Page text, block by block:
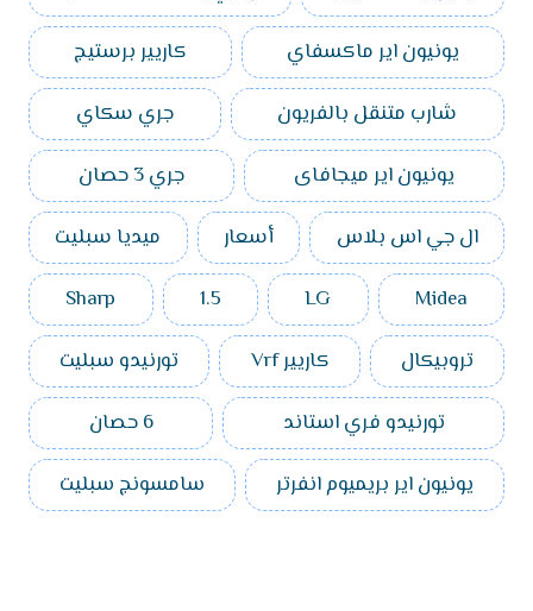
يونيون اير ماكسفاي
كاريير برستيج
شارب متنقل بالفريون
جري سكاي
يونيون اير ميجافاى
جري 3 حصان
ال جي اس بلاس
أسعار
ميديا سبليت
Midea
LG
1.5
Sharp
تروبيكال
كاريير Vrf
تورنيدو سبليت
تورنيدو فري استاند
6 حصان
يونيون اير بريميوم انفرتر
سامسونج سبليت